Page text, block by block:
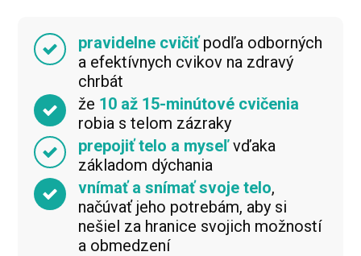
pravidelne cvičiťpodľa odborných
a efektívnych cvikov na zdravý
chrbát
že 10 až 15-minútové cvičenia
robia s telom zázraky
prepojiť telo a myseľvďaka
základom dýchania
vnímať a snímať svoje telo,
načúvať jeho potrebám, aby si
nešiel za hranice svojich možností
a obmedzení